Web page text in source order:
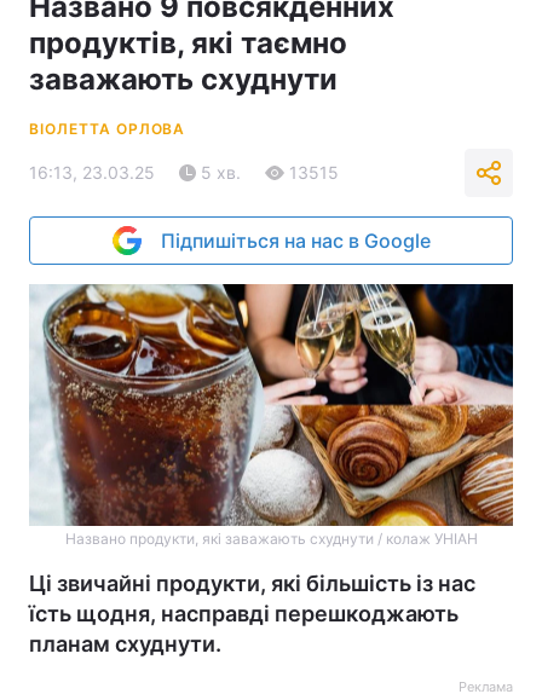
продуктів, які таємно
заважають схуднути
ВІОЛЕТТА ОРЛОВА
16:13, 23.03.25 5 хв. 13515
Підпишіться на нас в Google
Названо продукти, які заважають схуднути / колаж УНІАН
Ці звичайні продукти, які більшість із нас
їсть щодня, насправді перешкоджають
планам схуднути.
Реклама